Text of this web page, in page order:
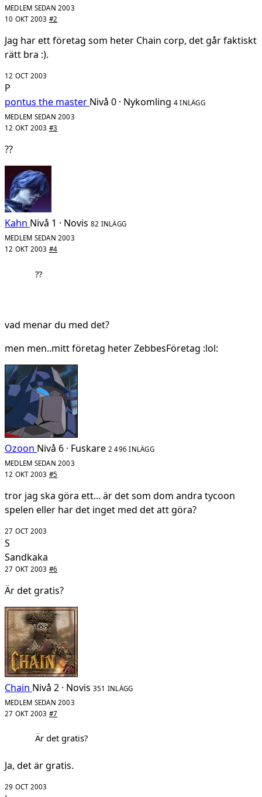
MEDLEM SEDAN 2003
10 OKT 2003 #2
Jag har ett företag som heter Chain corp, det går faktiskt
rätt bra :).
12 OCT 2003
P
pontus the master Nivå 0 · Nykomling 4 INLÄGG
MEDLEM SEDAN 2003
12 OKT 2003 #3
??
Kahn Nivå 1 · Novis 82 INLÄGG
MEDLEM SEDAN 2003
12 OKT 2003 #4
??
vad menar du med det?
men men..mitt företag heter ZebbesFöretag :lol:
Ozoon Nivå 6 · Fuskare 2 496 INLÄGG
MEDLEM SEDAN 2003
12 OKT 2003 #5
tror jag ska göra ett... är det som dom andra tycoon
spelen eller har det inget med det att göra?
27 OCT 2003
S
Sandkaka
27 OKT 2003 #6
Är det gratis?
Chain Nivå 2 · Novis 351 INLÄGG
MEDLEM SEDAN 2003
27 OKT 2003 #7
Är det gratis?
Ja, det är gratis.
29 OCT 2003